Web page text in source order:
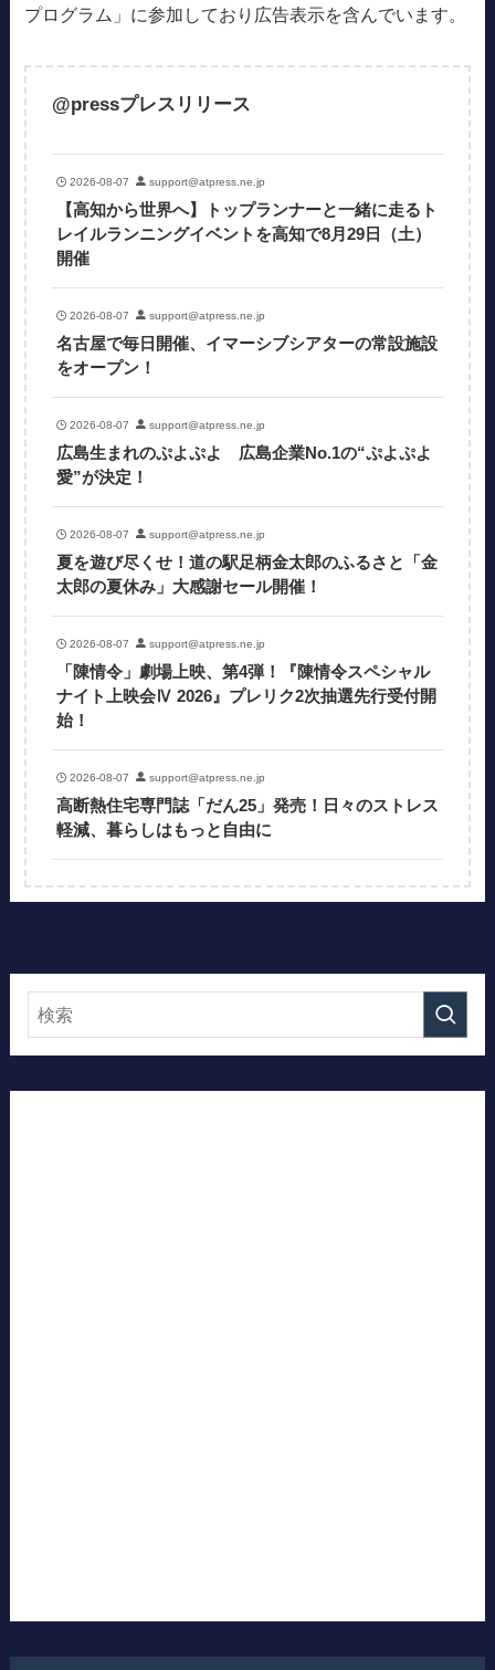
プログラム」に参加しており広告表示を含んでいます。
@pressプレスリリース
2026-08-07 support@atpress.ne.jp
【高知から世界へ】トップランナーと一緒に走るト
レイルランニングイベントを高知で8月29日（土）
開催
2026-08-07 support@atpress.ne.jp
名古屋で毎日開催、イマーシブシアターの常設施設
をオープン！
2026-08-07 support@atpress.ne.jp
広島生まれのぷよぷよ 広島企業No.1の“ぷよぷよ
愛”が決定！
2026-08-07 support@atpress.ne.jp
夏を遊び尽くせ！道の駅足柄金太郎のふるさと「金
太郎の夏休み」大感謝セール開催！
2026-08-07 support@atpress.ne.jp
「陳情令」劇場上映、第4弾！『陳情令スペシャル
ナイト上映会Ⅳ 2026』プレリク2次抽選先行受付開
始！
2026-08-07 support@atpress.ne.jp
高断熱住宅専門誌「だん25」発売！日々のストレス
軽減、暮らしはもっと自由に